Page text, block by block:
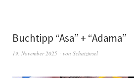
Buchtipp “Asa” + “Adama”
19. November 2025 von Schatzinsel